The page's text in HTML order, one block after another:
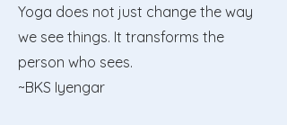
Yoga does not just change the way
we see things. It transforms the
person who sees.
​~BKS Iyengar